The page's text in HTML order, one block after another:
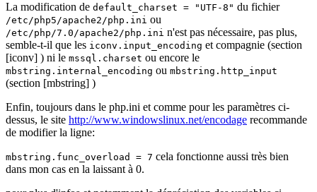
La modification de default_charset = "UTF-8" du fichier
/etc/php5/apache2/php.ini ou
/etc/php/7.0/apache2/php.ini n'est pas nécessaire, pas plus,
semble-t-il que les iconv.input_encoding et compagnie (section
[iconv] ) ni le mssql.charset ou encore le
mbstring.internal_encoding ou mbstring.http_input
(section [mbstring] )
Enfin, toujours dans le php.ini et comme pour les paramètres ci-
dessus, le site http://www.windowslinux.net/encodage recommande
de modifier la ligne:
mbstring.func_overload = 7 cela fonctionne aussi très bien
dans mon cas en la laissant à 0.